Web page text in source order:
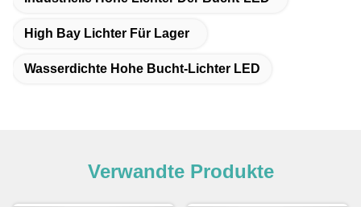
High Bay Lichter Für Lager
Wasserdichte Hohe Bucht-Lichter LED
Verwandte Produkte